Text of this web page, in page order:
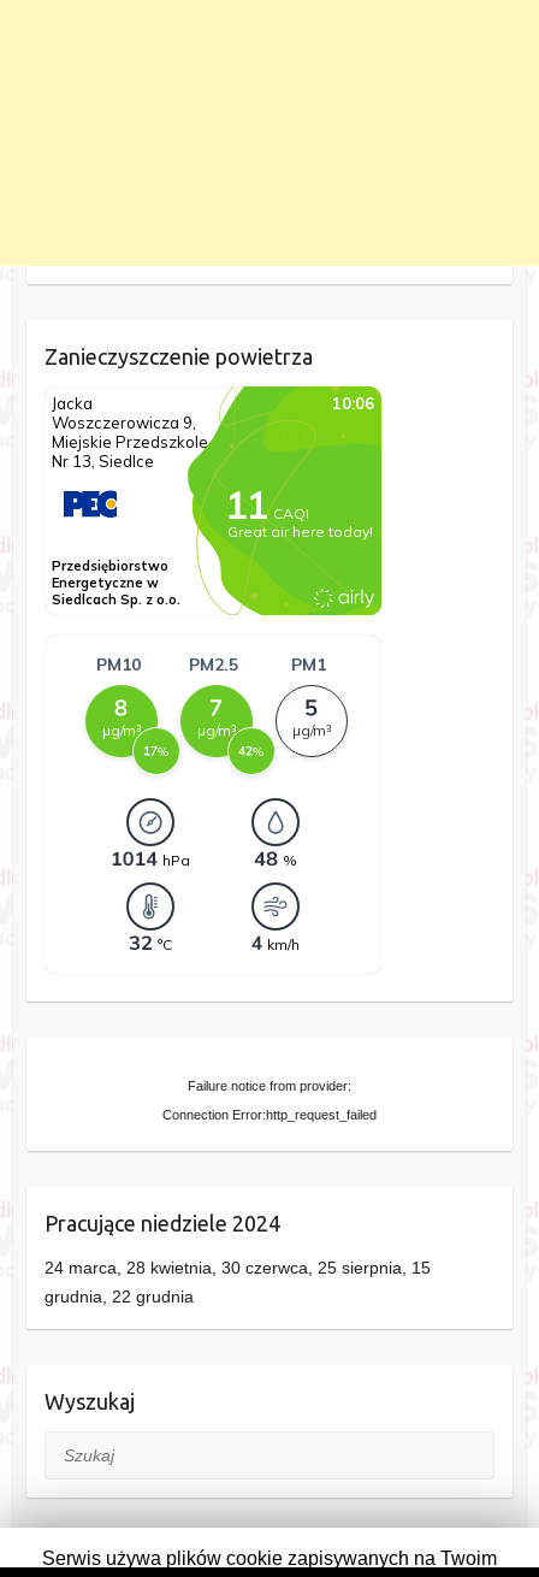
Zanieczyszczenie powietrza
Failure notice from provider:
Connection Error:http_request_failed
Pracujące niedziele 2024
24 marca, 28 kwietnia, 30 czerwca, 25 sierpnia, 15
grudnia, 22 grudnia
Wyszukaj
Szukaj
Serwis używa plików cookie zapisywanych na Twoim